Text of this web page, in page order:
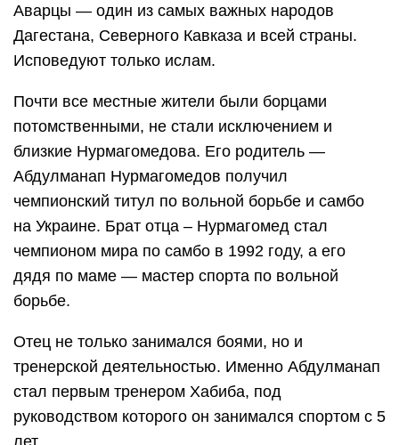
Аварцы — один из самых важных народов
Дагестана, Северного Кавказа и всей страны.
Исповедуют только ислам.
Почти все местные жители были борцами
потомственными, не стали исключением и
близкие Нурмагомедова. Его родитель —
Абдулманап Нурмагомедов получил
чемпионский титул по вольной борьбе и самбо
на Украине. Брат отца – Нурмагомед стал
чемпионом мира по самбо в 1992 году, а его
дядя по маме — мастер спорта по вольной
борьбе.
Отец не только занимался боями, но и
тренерской деятельностью. Именно Абдулманап
стал первым тренером Хабиба, под
руководством которого он занимался спортом с 5
лет.